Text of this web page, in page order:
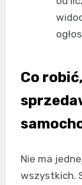
Co
Nie ma
wszystkich.